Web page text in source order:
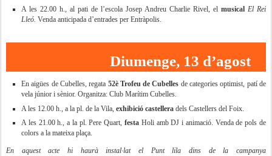
A les 22.00 h., al pati de l’escola Josep Andreu Charlie Rivel, el musical El Rei
Lleó. Venda anticipada d’entrades per Entràpolis.
Diumenge, 13 d’agost
En aigües de Cubelles, regata 52è Trofeu de Cubelles de categories optimist, patí de
vela júnior i sènior. Organitza: Club Marítim Cubelles.
A les 12.00 h., a la pl. de la Vila, exhibició castelleradels Castellers del Foix.
A les 21.00 h., a la pl. Pere Quart, festaHoli amb DJ i animació. Venda de pols de
colors a la mateixa plaça.
En aquest acte hi haurà instal·lat el Punt lila dins de la campanya